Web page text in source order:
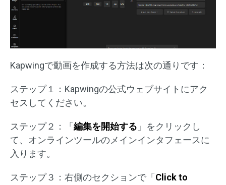
Kapwingで動画を作成する方法は次の通りです：
ステップ１：Kapwingの公式ウェブサイトにアク
セスしてください。
ステップ２：「 編集を開始する 」をクリックし
て、オンラインツールのメインインタフェースに
入ります。
ステップ３：右側のセクションで「 Click to